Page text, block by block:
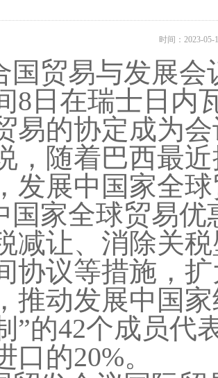
时间：2023-05-
国贸易与发展
8日在瑞士日内
易的协定成为
，随着巴西最
发展中国家全
国家全球贸易优
减让、消除关
协议等措施，
推动发展中国
”的42个成员代
口的20%。